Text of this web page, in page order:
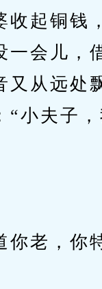
起铜钱
一会儿，
又从远处
“小夫子
老，你